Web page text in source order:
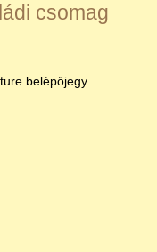
csomag
belépőjegy